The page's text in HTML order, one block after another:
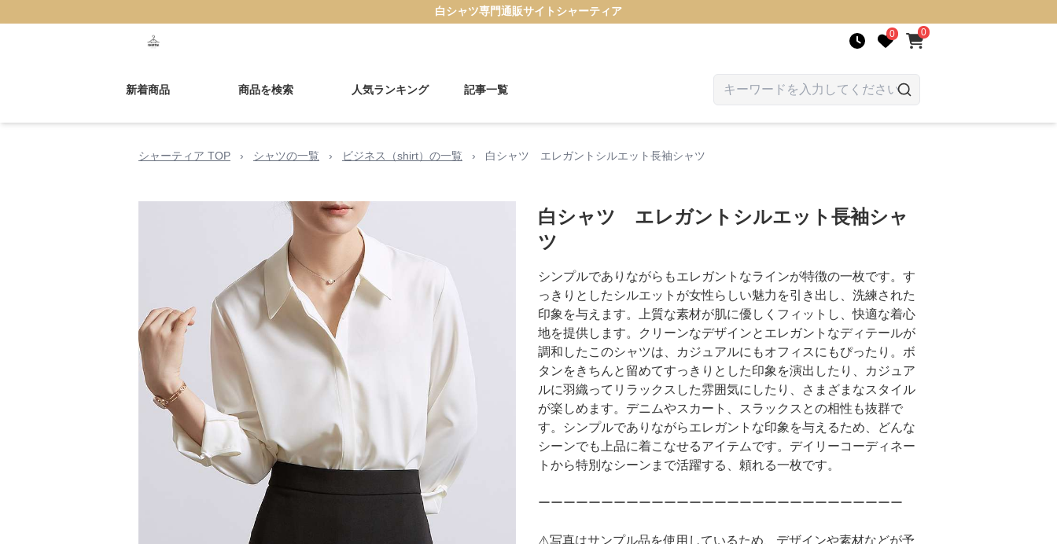
白シャツ専門通販サイト シャーティア
0 0
新着商品 商品を検索 人気ランキング 記事一覧
シャーティア TOP › シャツの一覧 › ビジネス（shirt）の一覧 › 白シャツ エレガントシルエット長袖シャツ
白シャツ エレガントシルエット長袖シャ
ツ
シンプルでありながらもエレガントなラインが特徴の一枚です。す
っきりとしたシルエットが女性らしい魅力を引き出し、洗練された
印象を与えます。上質な素材が肌に優しくフィットし、快適な着心
地を提供します。クリーンなデザインとエレガントなディテールが
調和したこのシャツは、カジュアルにもオフィスにもぴったり。ボ
タンをきちんと留めてすっきりとした印象を演出したり、カジュア
ルに羽織ってリラックスした雰囲気にしたり、さまざまなスタイル
が楽しめます。デニムやスカート、スラックスとの相性も抜群で
す。シンプルでありながらエレガントな印象を与えるため、どんな
シーンでも上品に着こなせるアイテムです。デイリーコーディネー
トから特別なシーンまで活躍する、頼れる一枚です。
ーーーーーーーーーーーーーーーーーーーーーーーーーーーーー
⚠️写真はサンプル品を使用しているため、デザインや素材などが予